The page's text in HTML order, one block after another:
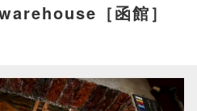
［函館］